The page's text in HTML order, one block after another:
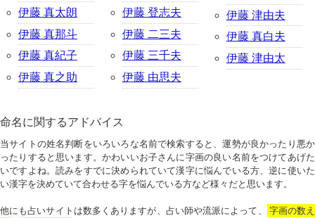
伊藤 真太朗
伊藤 真那斗
伊藤 真紀子
伊藤 真之助
伊藤 登志夫
伊藤 二三夫
伊藤 三千夫
伊藤 由思夫
伊藤 津由夫
伊藤 真白夫
伊藤 津由太
命名に関するアドバイス
当サイトの姓名判断をいろいろな名前で検索すると、運勢が良かったり悪か
ったりすると思います。かわいいお子さんに字画の良い名前をつけてあげた
いですよね。読みをすでに決められていて漢字に悩んでいる方、逆に使いた
い漢字を決めていて合わせる字を悩んでいる方など様々だと思います。
他にも占いサイトは数多くありますが、占い師や流派によって、
字画の数え